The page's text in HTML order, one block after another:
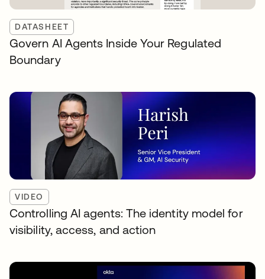
DATASHEET
Govern AI Agents Inside Your Regulated
Boundary
VIDEO
Controlling AI agents: The identity model for
visibility, access, and action